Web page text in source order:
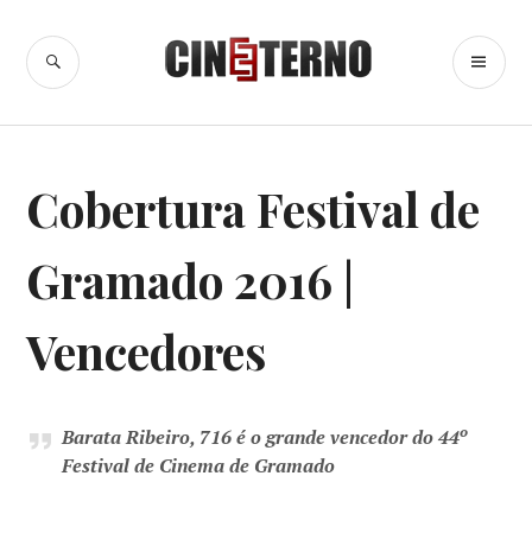
para
conteúdo
Cine Eterno
BUSCA
ESPECIAIS,
FESTIVAIS,
Cobertura Festival de
Gramado 2016 |
Vencedores
Barata Ribeiro, 716 é o grande vencedor do 44º
Festival de Cinema de Gramado